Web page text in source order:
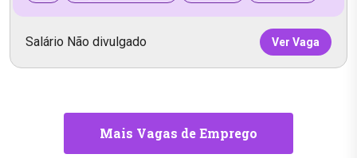
Salário Não divulgado Ver Vaga
Mais Vagas de Emprego